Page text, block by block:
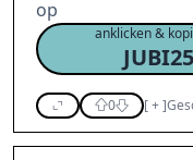
op
anklicken &
JUBI25
0 [+]